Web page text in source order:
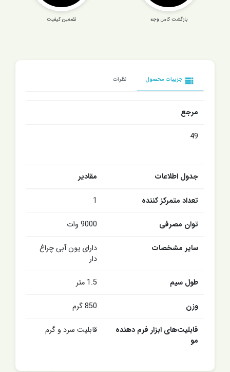
بازگشت کامل وجه تضمین کیفیت
view_list جزییات محصول نظرات
مرجع
49
جدول اطلاعات مقادیر
تعداد متمرکز کننده
1
توان مصرفی
9000 وات
سایر مشخصات
دارای یون آبی چراغ
دار
طول سیم
1.5 متر
وزن
850 گرم
قابلیت‌های ابزار فرم دهنده
مو
قابلیت سرد و گرم